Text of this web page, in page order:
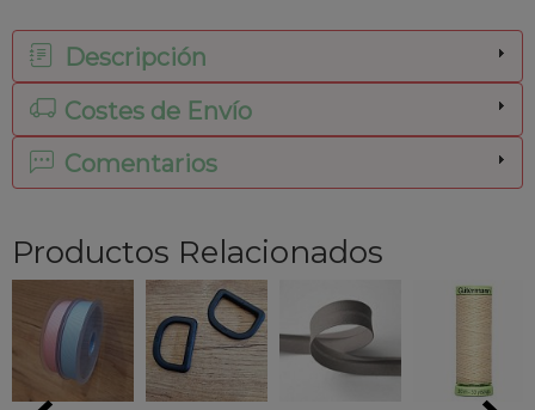
Descripción
Costes de Envío
Comentarios
Productos Relacionados